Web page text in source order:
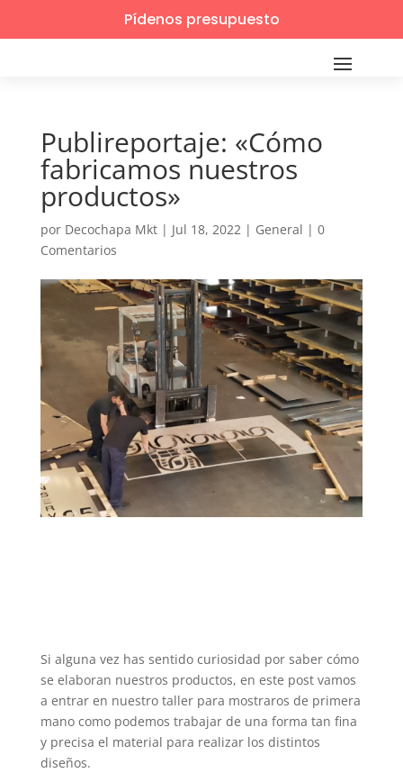
Pídenos presupuesto
Publireportaje: «Cómo
fabricamos nuestros
productos»
por Decochapa Mkt| Jul 18, 2022| General | 0
Comentarios
Si alguna vez has sentido curiosidad por saber cómo
se elaboran nuestros productos, en este post vamos
a entrar en nuestro taller para mostraros de primera
mano como podemos trabajar de una forma tan fina
y precisa el material para realizar los distintos
diseños.